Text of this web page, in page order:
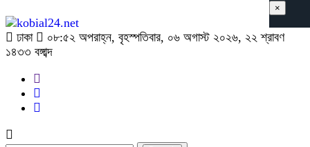
ঢাকা
০৮:৫২ অপরাহ্ন, বৃহস্পতিবার, ০৬ অগাস্ট ২০২৬, ২২ শ্রাবণ
১৪৩৩ বঙ্গাব্দ
×